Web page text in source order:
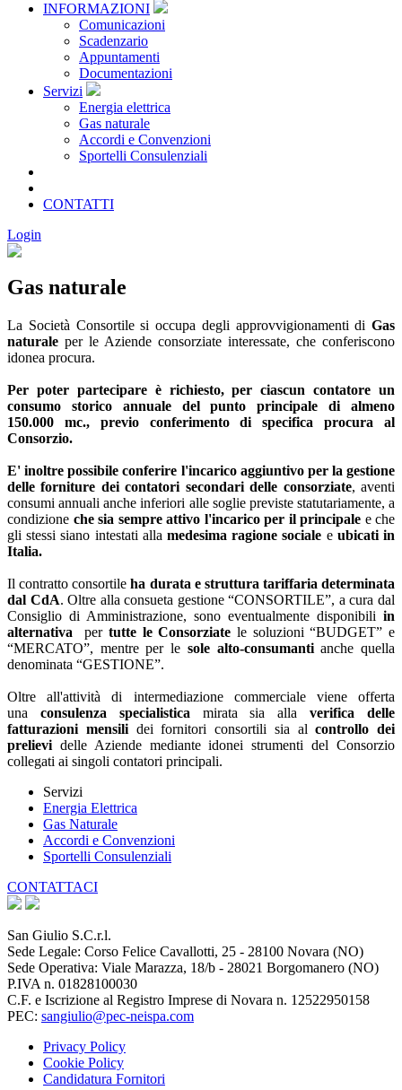
INFORMAZIONI
Comunicazioni
Scadenzario
Appuntamenti
Documentazioni
Servizi
Energia elettrica
Gas naturale
Accordi e Convenzioni
Sportelli Consulenziali
CONTATTI
Login
Gas naturale
La Società Consortile si occupa degli approvvigionamenti di Gas
naturale per le Aziende consorziate interessate, che conferiscono
idonea procura.
Per poter partecipare è richiesto, per ciascun contatore un
consumo storico annuale del punto principale di almeno
150.000 mc., previo conferimento di specifica procura al
Consorzio.
E' inoltre possibile conferire l'incarico aggiuntivo per la gestione
delle forniture dei contatori secondari delle consorziate, aventi
consumi annuali anche inferiori alle soglie previste statutariamente, a
condizione che sia sempre attivo l'incarico per il principale e che
gli stessi siano intestati alla medesima ragione sociale e ubicati in
Italia.
Il contratto consortileha durata e struttura tariffaria determinata
dal CdA. Oltre alla consueta gestione “CONSORTILE”, a cura dal
Consiglio di Amministrazione, sono eventualmente disponibili in
alternativa per tutte le Consorziate le soluzioni “BUDGET” e
“MERCATO”, mentre per le sole alto-consumantianche quella
denominata “GESTIONE”.
Oltre all'attività di intermediazione commerciale viene offerta
una consulenza specialistica mirata sia allaverifica delle
fatturazioni mensili dei fornitori consortili sia alcontrollo dei
prelievi delle Aziende mediante idonei strumenti del Consorzio
collegati ai singoli contatori principali.
Servizi
Energia Elettrica
Gas Naturale
Accordi e Convenzioni
Sportelli Consulenziali
CONTATTACI
San Giulio S.C.r.l.
Sede Legale: Corso Felice Cavallotti, 25 - 28100 Novara (NO)
Sede Operativa: Viale Marazza, 18/b - 28021 Borgomanero (NO)
P.IVA n. 01828100030
C.F. e Iscrizione al Registro Imprese di Novara n. 12522950158
PEC: sangiulio@pec-neispa.com
Privacy Policy
Cookie Policy
Candidatura Fornitori